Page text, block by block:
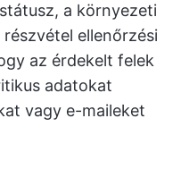
a környezeti
ellenőrzési
az érdekelt felek
adatokat
vagy e-maileket